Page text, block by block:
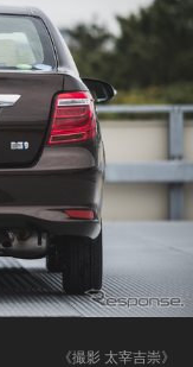
《撮影 太宰吉崇》